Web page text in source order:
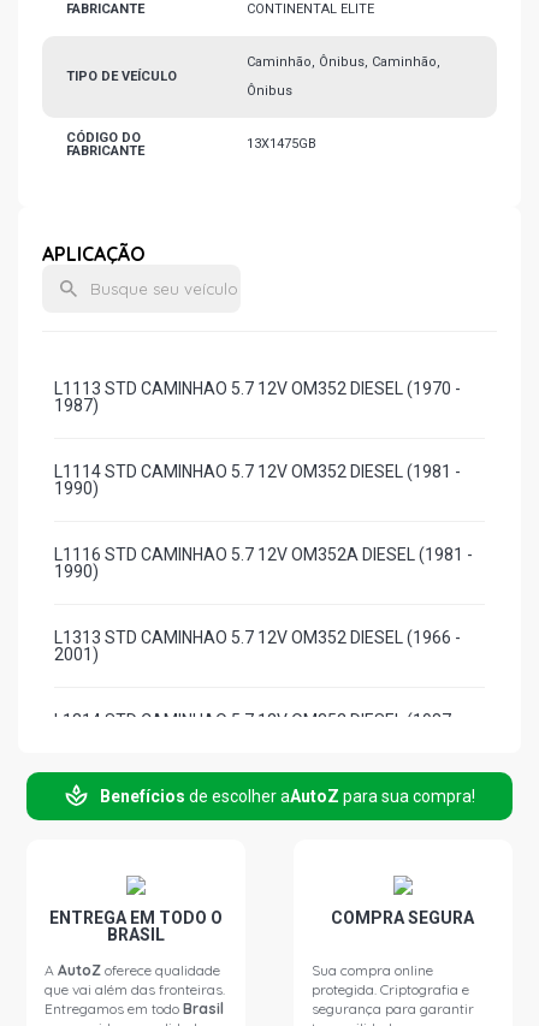
FABRICANTE CONTINENTAL ELITE
TIPO DE VEÍCULO
Caminhão, Ônibus, Caminhão,
Ônibus
CÓDIGO DO
FABRICANTE
13X1475GB
APLICAÇÃO
L1113 STD CAMINHAO 5.7 12V OM352 DIESEL (1970 -
1987)
L1114 STD CAMINHAO 5.7 12V OM352 DIESEL (1981 -
1990)
L1116 STD CAMINHAO 5.7 12V OM352A DIESEL (1981 -
1990)
L1313 STD CAMINHAO 5.7 12V OM352 DIESEL (1966 -
2001)
L1314 STD CAMINHAO 5.7 12V OM352 DIESEL (1987 -
L1316 STD CAMINHAO 5.7 12V OM352 DIESEL (1964 -
1989)
L1316 STD CAMINHAO 5.7 12V OM352A DIESEL (1964 -
L1318 STD CAMINHAO 5.7 12V OM352A DIESEL (1987 -
2016)
Benefícios de escolher aAutoZ para sua compra!
ENTREGA EM TODO O
BRASIL
AAutoZ oferece qualidade
que vai além das fronteiras.
Entregamos em todoBrasil
COMPRA SEGURA
Sua compra online
protegida. Criptografia e
segurança para garantir